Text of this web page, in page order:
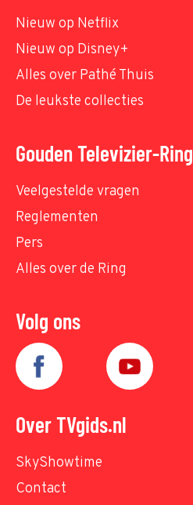
Nieuw op Netflix
Nieuw op Disney+
Alles over Pathé Thuis
De leukste collecties
Gouden Televizier-Ring
Veelgestelde vragen
Reglementen
Pers
Alles over de Ring
Volg ons
Over TVgids.nl
SkyShowtime
Contact